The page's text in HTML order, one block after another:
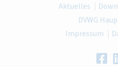
Aktuelles
DVWG
Impressum